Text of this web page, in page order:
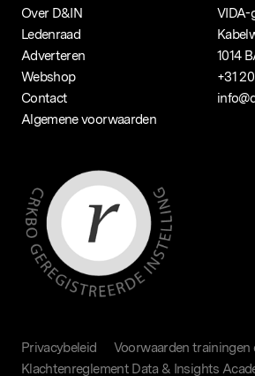
Over D&IN
Ledenraad
Adverteren
Webshop
Contact
Algemene voorwaarden
VIDA-
1014
+31
Privacybeleid
Voorwaarden trainingen
Klachtenreglement Data & Insights